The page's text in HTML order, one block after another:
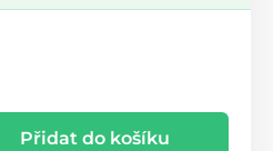
Přidat do košíku